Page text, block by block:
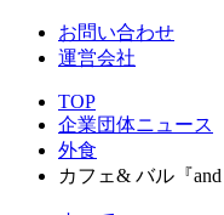
お問い合わせ
運営会社
TOP
企業団体ニュース
外食
カフェ& バル『